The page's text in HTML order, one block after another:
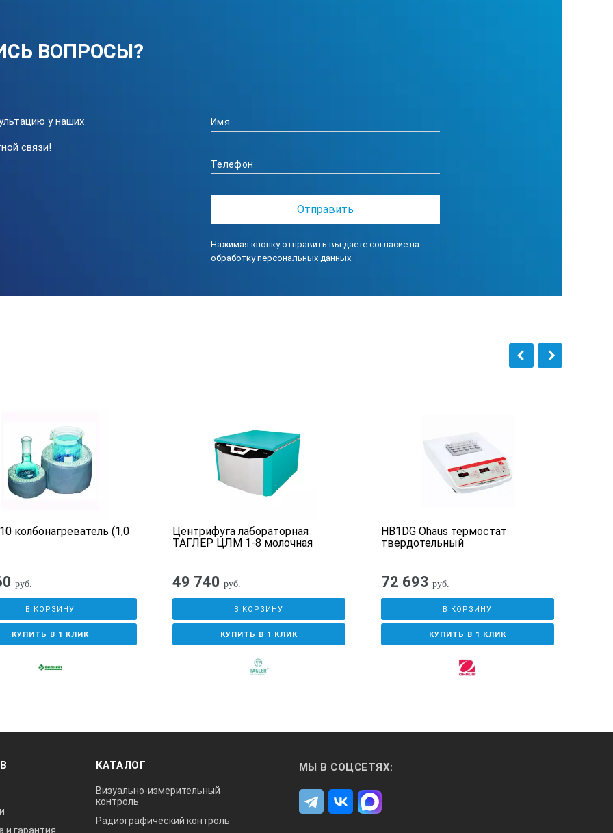
выносом стрелы (Д × Ш × В), мм
ВОПРОСЫ?
у наших
связи!
Нажимая кнопку отправить вы даете согласие на
обработку персональных данных
колбонагреватель (1,0
руб.
В КОРЗИНУ
КУПИТЬ В 1 КЛИК
Центрифуга лабораторная
ТАГЛЕР ЦЛМ 1-8 молочная
49 740 руб.
В КОРЗИНУ
КУПИТЬ В 1 КЛИК
HB1DG Ohaus термостат
твердотельный
72 693 руб.
В КОРЗИНУ
КУПИТЬ В 1 КЛИК
и гарантия
КАТАЛОГ
Визуально-измерительный
контроль
Радиографический контроль
МЫ В СОЦСЕТЯХ: